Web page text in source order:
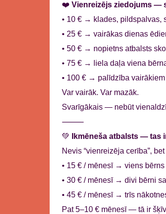
❤️ Vienreizējs ziedojums —
• 10 € → klades, pildspalvas,
• 25 € → vairākas dienas
• 50 € → nopietns atbalsts
• 75 € → liela daļa viena
• 100 € → palīdzība
Var vairāk. Var mazāk.
Svarīgākais — nebūt
⸻
💚
Ikmēneša atbalsts — tas
Nevis “vienreizēja cerība”,
• 15 € / mēnesī → viens
• 30 € / mēnesī → divi bērni
• 45 € / mēnesī → trīs
Pat 5–10 € mēnesī — tā ir